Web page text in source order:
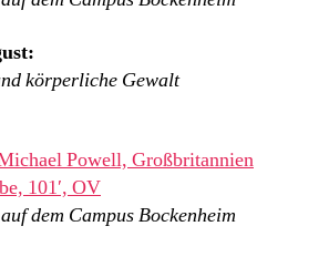
körperliche Gewalt
Powell, Großbritannien
101′, OV
dem Campus Bockenheim